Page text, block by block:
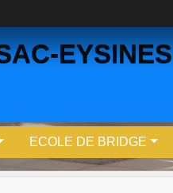
EYSINES
ECOLE DE BRIDGE